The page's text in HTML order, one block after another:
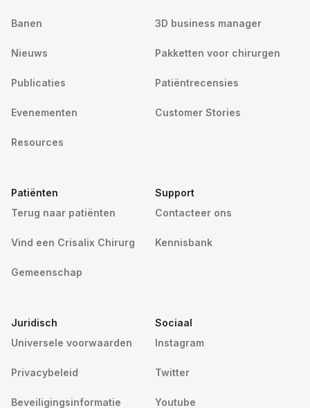
Banen
Nieuws
Publicaties
Evenementen
Resources
3D business manager
Pakketten voor chirurgen
Patiëntrecensies
Customer Stories
Patiënten
Terug naar patiënten
Vind een Crisalix Chirurg
Gemeenschap
Support
Contacteer ons
Kennisbank
Juridisch
Universele voorwaarden
Privacybeleid
Beveiligingsinformatie
Sociaal
Instagram
Twitter
Youtube